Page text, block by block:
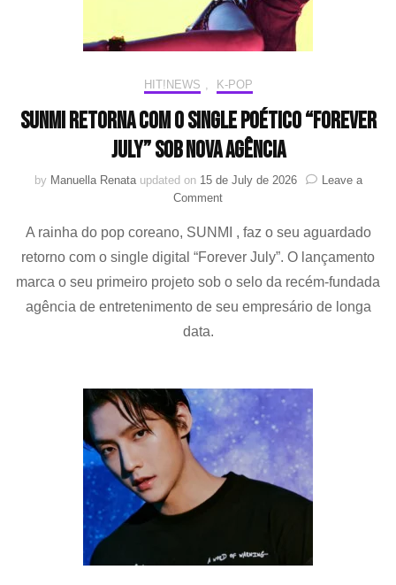
a
ultrapassar
6
visualizações
HIT!NEWS K-POP
Sunmi retorna com o single poético “Forever
July” sob nova agência
by Manuella Renata updated on 15 de July de 2026
Leave a
Commenton
retorna
single
poético
agência
A rainha do pop coreano, SUNMI , faz o seu aguardado
retorno com o single digital “Forever July”. O lançamento
marca o seu primeiro projeto sob o selo da recém-fundada
agência de entretenimento de seu empresário de longa
data.